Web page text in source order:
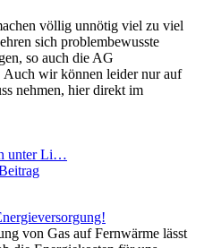
völlig unnötig viel zu viel
sich problembewusste
so auch die AG
Auch wir können leider nur auf
nehmen, hier direkt im
unter Li…
von Gas auf Fernwärme lässt